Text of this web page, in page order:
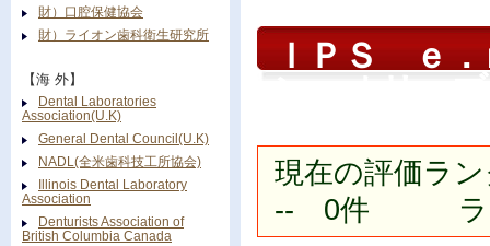
ＩＰＳ ｅ
現在の評価
-- 0件 ラ
財）口腔保健協会
財）ライオン歯科衛生研究所
【海 外】
Dental Laboratories
Association(U.K)
General Dental Council(U.K)
NADL(全米歯科技工所協会)
Illinois Dental Laboratory
Association
Denturists Association of
British Columbia Canada